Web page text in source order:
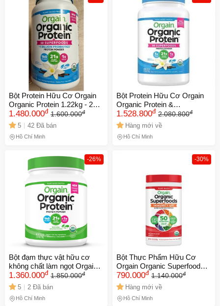
Bột Protein Hữu Cơ Orgain
Organic Protein 1.22kg - 21g
Đạm Thực Vật, 50 Siêu Thực
Phẩm, Hương Vani, Dinh
Dưỡng Tốt Cho Gia Đình
1.480.000đ 1.600.000đ
5 42 Đã bán
Hồ Chí Minh
Bột Protein Hữu Cơ Orgain
Organic Protein &
Superfoods Hương Vani -
21g Protein Tăng Cơ, Hỗ Trợ
Miễn Dịch, Dễ Pha Chế
1.528.800đ 2.080.800đ
Hàng mới về
Hồ Chí Minh
-26%
Bột đạm thực vật hữu cơ
không chất làm ngọt Orgain
Organic Protein - 21g
Protein/khẩu phần, Không
Đường, 720g, Thực phẩm
thuần chay, Tăng Cường
1.360.000đ 1.850.000đ
5 2 Đã bán
Hồ Chí Minh
-30%
Bột Thực Phẩm Hữu Cơ
Orgain Organic Superfoods
Immunity Up - Tăng Cường
Miễn Dịch, Giàu Protein và
Vitamin - Hương Vị Táo Mật
Ong 378g
790.000đ 1.140.000đ
Hàng mới về
Hồ Chí Minh